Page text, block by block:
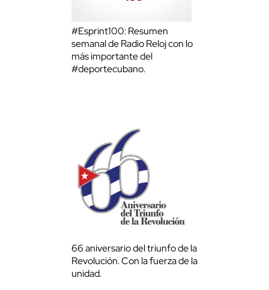
#Esprint100: Resumen
semanal de Radio Reloj con lo
más importante del
#deportecubano.
66 aniversario del triunfo de la
Revolución. Con la fuerza de la
unidad.